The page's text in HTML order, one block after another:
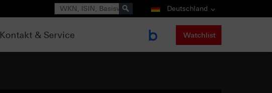
Suche Deutschland
Kontakt & Service Watchlist